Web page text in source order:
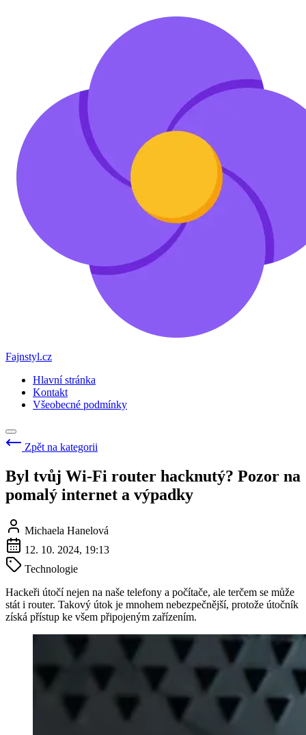
Fajnstyl.cz
Hlavní stránka
Kontakt
Všeobecné podmínky
Zpět na kategorii
Byl tvůj Wi-Fi router hacknutý? Pozor na
pomalý internet a výpadky
Michaela Hanelová
12. 10. 2024, 19:13
Technologie
Hackeři útočí nejen na naše telefony a počítače, ale terčem se může
stát i router. Takový útok je mnohem nebezpečnější, protože útočník
získá přístup ke všem připojeným zařízením.